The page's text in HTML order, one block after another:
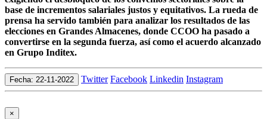
base de incrementos salariales justos y equitativos. La rueda de
prensa ha servido también para analizar los resultados de las
elecciones en Grandes Almacenes, donde CCOO ha pasado a
convertirse en la segunda fuerza, así como el acuerdo alcanzado
en Grupo Inditex.
Fecha: 22-11-2022 Twitter Facebook Linkedin Instagram
×